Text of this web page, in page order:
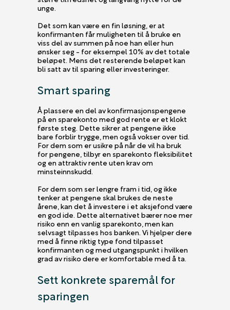
unge.
Det som kan være en fin løsning, er at
konfirmanten får muligheten til å bruke en
viss del av summen på noe han eller hun
ønsker seg - for eksempel 10% av det totale
beløpet. Mens det resterende beløpet kan
bli satt av til sparing eller investeringer.
Smart sparing
Å plassere en del av konfirmasjonspengene
på en sparekonto med god rente er et klokt
første steg. Dette sikrer at pengene ikke
bare forblir trygge, men også vokser over tid.
For dem som er usikre på når de vil ha bruk
for pengene, tilbyr en sparekonto fleksibilitet
og en attraktiv rente uten krav om
minsteinnskudd.
For dem som ser lengre fram i tid, og ikke
tenker at pengene skal brukes de neste
årene, kan det å investere i et aksjefond være
en god ide. Dette alternativet bærer noe mer
risiko enn en vanlig sparekonto, men kan
selvsagt tilpasses hos banken. Vi hjelper dere
med å finne riktig type fond tilpasset
konfirmanten og med utgangspunkt i hvilken
grad av risiko dere er komfortable med å ta.
Sett konkrete sparemål for
sparingen